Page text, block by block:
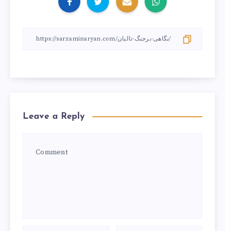
Leave a Reply